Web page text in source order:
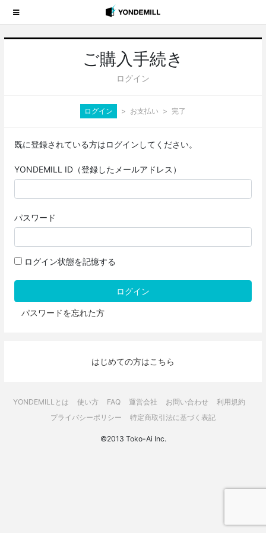
ご購入手続き
ログイン
ログイン お支払い 完了
既に登録されている方はログインしてください。
YONDEMILL ID（登録したメールアドレス）
パスワード
ログイン状態を記憶する
パスワードを忘れた方
はじめての方はこちら
YONDEMILLとは 使い方 FAQ 運営会社 お問い合わせ
利用規約
プライバシーポリシー
特定商取引法に基づく表記
©2013 Toko-Ai Inc.